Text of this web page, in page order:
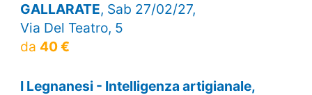
GALLARATE, Sab 27/02/27,
Via Del Teatro, 5
da 40 €
I Legnanesi - Intelligenza artigianale,